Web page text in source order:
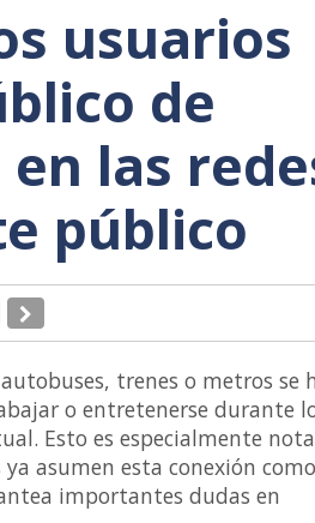
usuarios
de
las
público
trenes o metros se
o entretenerse durante
Esto es especialmente
asumen esta conexión como
importantes dudas en